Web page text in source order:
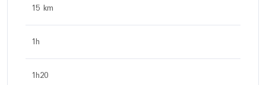
15 km
1h
1h20